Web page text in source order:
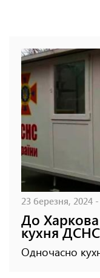
23 березня, 2024
До
кухня ДСНС
Одночасно